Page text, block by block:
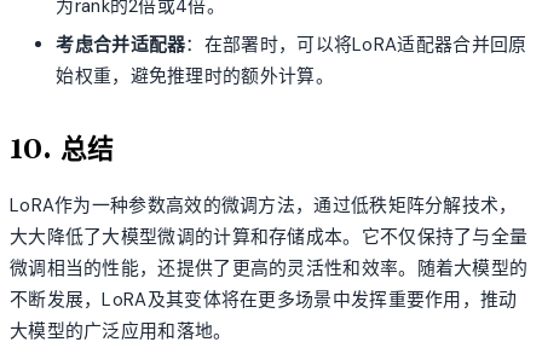
为rank的2倍或4倍。
考虑合并适配器：在部署时，可以将LoRA适配器合并回原
始权重，避免推理时的额外计算。
10. 总结
LoRA作为一种参数高效的微调方法，通过低秩矩阵分解技术，
大大降低了大模型微调的计算和存储成本。它不仅保持了与全量
微调相当的性能，还提供了更高的灵活性和效率。随着大模型的
不断发展，LoRA及其变体将在更多场景中发挥重要作用，推动
大模型的广泛应用和落地。